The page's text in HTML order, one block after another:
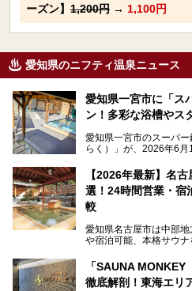
ーズン】 1,200円 → 1,100円
愛知県のニフティ温泉ニュース
愛知県一宮市に「ス
ン！多彩な浴槽やス
愛知県一宮市のスーパ
らく）」が、2026年6月
この地で30年にわたり
地元住民をはじめオー
ないでしょうか。
老朽化した設備の補修
ってきたというだけあ
以前の4倍に拡張したと
容の巨大なスタジアム
までまるごと楽しめる
今回は、全面リニュー
【2026年最新】名
選！24時間営業・宿
較
愛知県名古屋市は中部
や宿泊可能、本格サウナ
そのため、「日々の仕
い」「休日に時間を忘
「SAUNA
徹底解剖！東海エリ